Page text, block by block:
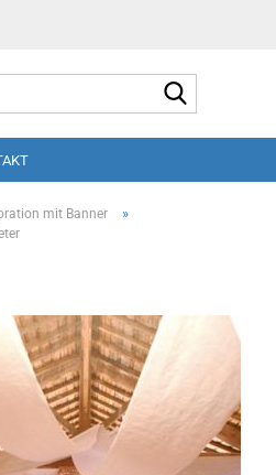
mit Banner »